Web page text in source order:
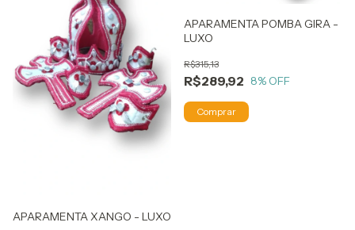
APARAMENTA XANGO - LUXO
APARAMENTA POMBA GIRA -
LUXO
R$289,92
R$315,13
8% OFF